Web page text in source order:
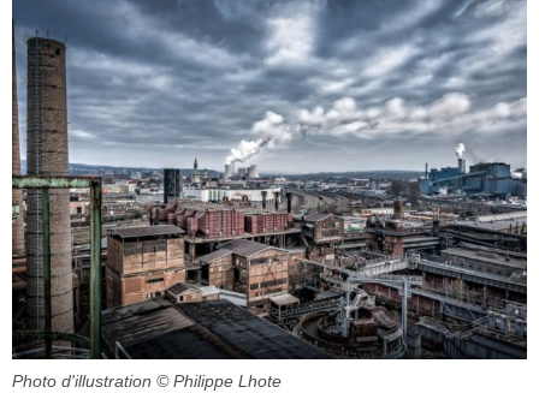
Photo d'illustration © Philippe Lhote